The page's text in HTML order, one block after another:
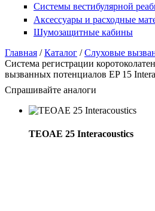
Системы вестибулярной
Аксессуары и расходные
Шумозащитные кабины
Вы здесь
Главная /Каталог /Cлуховые
Система регистрации
вызванных потенциалов EP 15
Спрашивайте аналоги
TEOAE 25 Interacoustics